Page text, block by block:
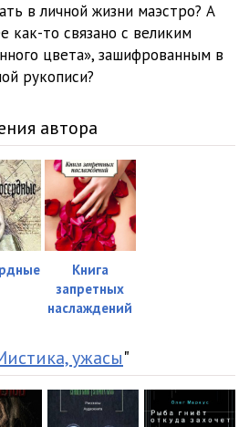
в личной жизни маэстро? А
как-то связано с великим
цвета», зашифрованным в
рукописи?
автора
Книга
запретных
наслаждений
ужасы"